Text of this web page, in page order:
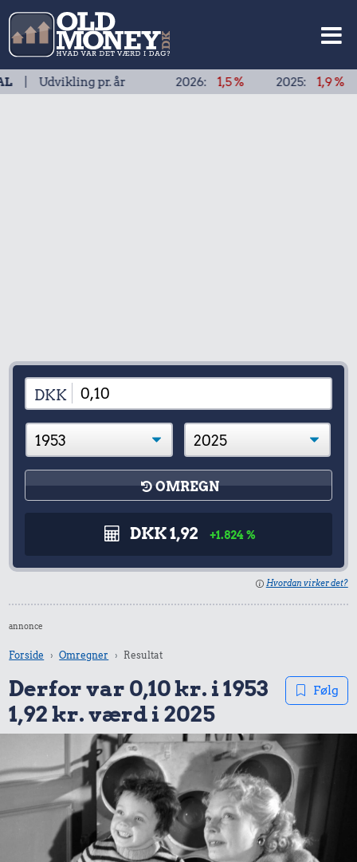
pr. år2026: 1,5 % 2025: 1,9 % 2024:
DKK
OMREGN
DKK 1,92 +1.824 %
Hvordan virker det?
annonce
Forside Omregner Resultat
Derfor var 0,10 kr. i 1953
1,92 kr. værd i 2025
Følg